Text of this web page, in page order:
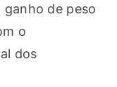
de peso
o
dos